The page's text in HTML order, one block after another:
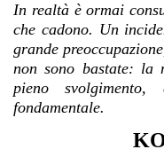
In realtà è ormai
che cadono. Un
grande
non sono bastate: la
pieno
fondamentale.